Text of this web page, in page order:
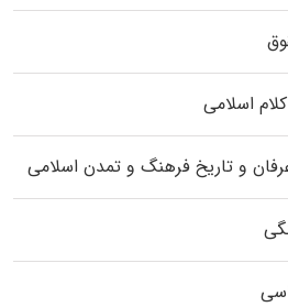
اسلامی
و تاریخ فرهنگ و تمدن اسلامی